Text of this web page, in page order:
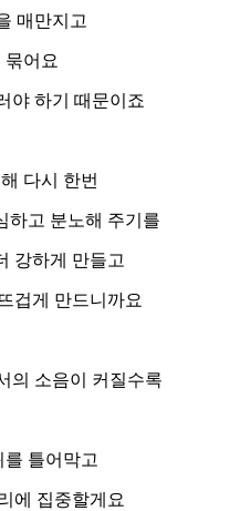
매만지고
묶어요
야 하기 때문이죠
다시 한번
하고 분노해 주기를
강하게 만들고
겁게 만드니까요
의 소음이 커질수록
를 틀어막고
에 집중할게요